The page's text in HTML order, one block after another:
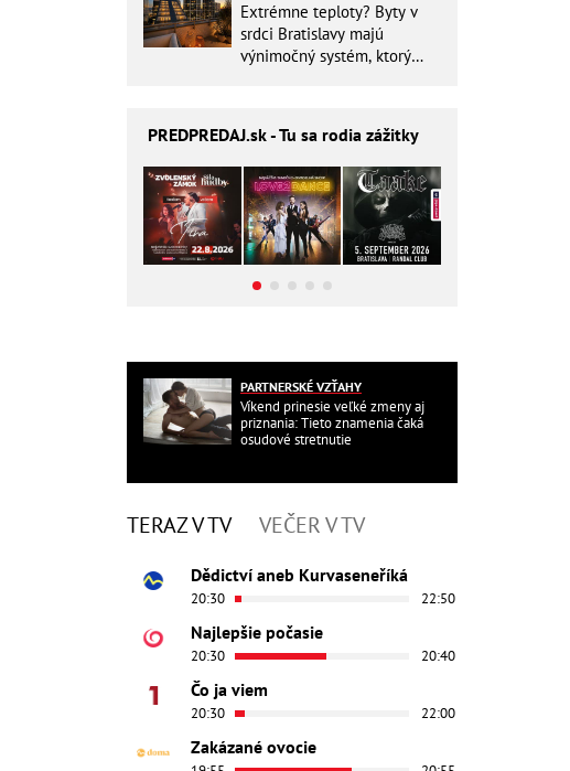
Extrémne teploty? Byty v
srdci Bratislavy majú
výnimočný systém, ktorý
PREDPREDAJ.sk - Tu sa rodia zážitky
PARTNERSKÉ VZŤAHY
Víkend prinesie veľké zmeny aj
priznania: Tieto znamenia čaká
osudové stretnutie
TERAZ V TV VEČER V TV
Dědictví aneb Kurvaseneříká
20:30 22:50
Najlepšie počasie
20:30 20:40
Čo ja viem
20:30 22:00
Zakázané ovocie